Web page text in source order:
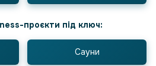
проєкти під ключ:
Сауни